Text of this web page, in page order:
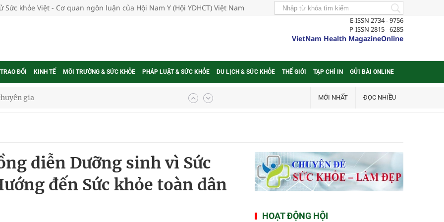
Sức khỏe Việt - Cơ quan ngôn luận của Hội Nam Y (Hội YDHCT) Việt Nam
E-ISSN 2734 - 9756
P-ISSN 2815 - 6285
VietNam Health MagazineOnline
ĐỔI KINH TẾ MÔI TRƯỜNG & SỨC KHỎE PHÁP LUẬT & SỨC KHỎE DU LỊCH & SỨC KHỎE THẾ GIỚI TẠP CHÍ IN GỬI BÀI ONLINE
gia
ung thư
Của Các Loài Nhân Sâm (Panax Spp.): Tổng
MỚI NHẤT ĐỌC NHIỀU
diễn Dưỡng sinh vì Sức
đến Sức khỏe toàn dân
HOẠT ĐỘNG HỘI